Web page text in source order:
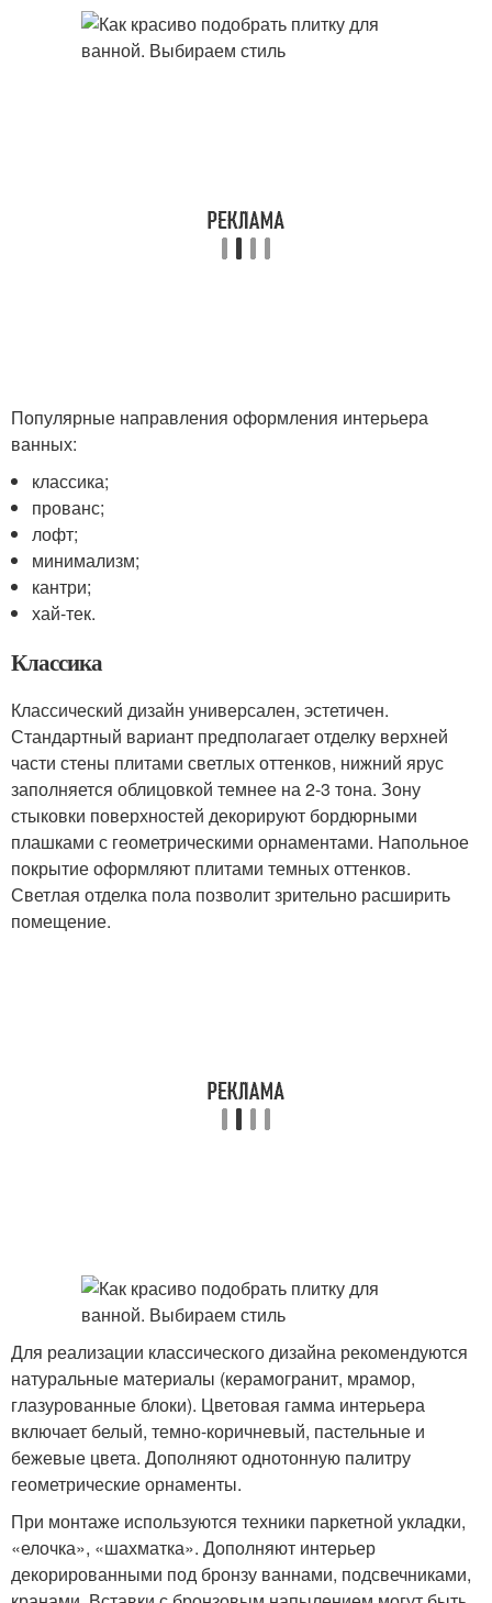
Популярные направления оформления интерьера
ванных:
классика;
прованс;
лофт;
минимализм;
кантри;
хай-тек.
Классика
Классический дизайн универсален, эстетичен.
Стандартный вариант предполагает отделку верхней
части стены плитами светлых оттенков, нижний ярус
заполняется облицовкой темнее на 2-3 тона. Зону
стыковки поверхностей декорируют бордюрными
плашками с геометрическими орнаментами. Напольное
покрытие оформляют плитами темных оттенков.
Светлая отделка пола позволит зрительно расширить
помещение.
Для реализации классического дизайна рекомендуются
натуральные материалы (керамогранит, мрамор,
глазурованные блоки). Цветовая гамма интерьера
включает белый, темно-коричневый, пастельные и
бежевые цвета. Дополняют однотонную палитру
геометрические орнаменты.
При монтаже используются техники паркетной укладки,
«елочка», «шахматка». Дополняют интерьер
декорированными под бронзу ваннами, подсвечниками,